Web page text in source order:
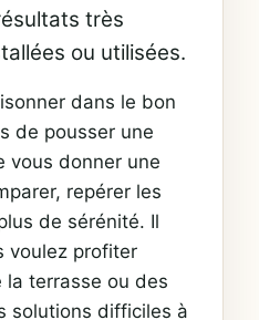
très
ou utilisées.
dans le bon
de pousser une
vous donner une
repérer les
de sérénité. Il
voulez profiter
terrasse ou des
solutions difficiles à